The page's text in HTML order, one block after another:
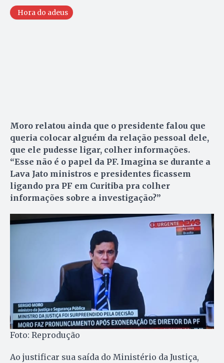
Hora do adeus
Moro relatou ainda que o presidente falou que
queria colocar alguém da relação pessoal dele,
que ele pudesse ligar, colher informações.
“Esse não é o papel da PF. Imagina se durante a
Lava Jato ministros e presidentes ficassem
ligando pra PF em Curitiba pra colher
informações sobre a investigação?”
Foto: Reprodução
Ao justificar sua saída do Ministério da Justiça,